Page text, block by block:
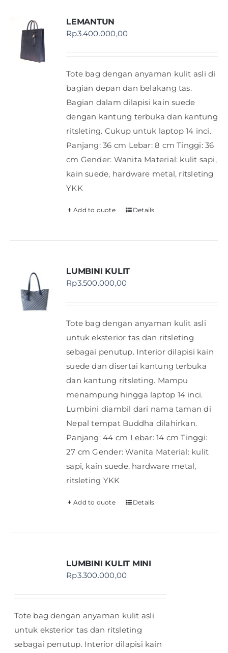
LEMANTUN
Rp3.400.000,00
Tote bag dengan anyaman kulit asli di
bagian depan dan belakang tas.
Bagian dalam dilapisi kain suede
dengan kantung terbuka dan kantung
ritsleting. Cukup untuk laptop 14 inci.
Panjang: 36 cm Lebar: 8 cm Tinggi: 36
cm Gender: Wanita Material: kulit sapi,
kain suede, hardware metal, ritsleting
YKK
Add to quote Details
LUMBINI KULIT
Rp3.500.000,00
Tote bag dengan anyaman kulit asli
untuk eksterior tas dan ritsleting
sebagai penutup. Interior dilapisi kain
suede dan disertai kantung terbuka
dan kantung ritsleting. Mampu
menampung hingga laptop 14 inci.
Lumbini diambil dari nama taman di
Nepal tempat Buddha dilahirkan.
Panjang: 44 cm Lebar: 14 cm Tinggi:
27 cm Gender: Wanita Material: kulit
sapi, kain suede, hardware metal,
ritsleting YKK
Add to quote Details
LUMBINI KULIT MINI
Rp3.300.000,00
Tote bag dengan anyaman kulit asli
untuk eksterior tas dan ritsleting
sebagai penutup. Interior dilapisi kain